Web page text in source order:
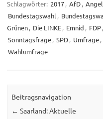
Schlagwörter: 2017, AfD,
Bundestagswahl,
Grünen, Die LINKE, Emnid , FDP,
Sonntagsfrage, SPD, Umfrage,
Wahlumfrage
Beitragsnavigation
← Saarland: Aktuelle